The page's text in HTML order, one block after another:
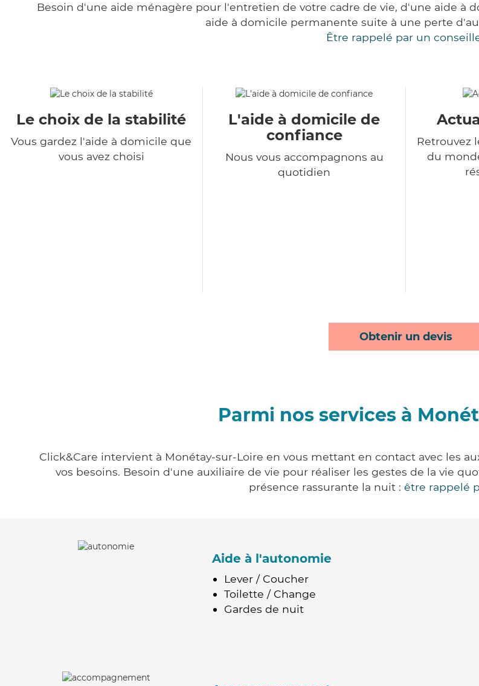
Besoin d'une aide ménagère pour l'entretien de votre cadre de vie, d'une aide à
aide à domicile permanente suite à une perte
Être rappelé par un
Le choix de la stabilité
Vous gardez l'aide à domicile que
vous avez choisi
L'aide à domicile de
confiance
Nous vous accompagnons au
quotidien
Retrouvez
du
Obtenir un devis
Parmi nos services à
Click&Care intervient à Monétay-sur-Loire en vous mettant en contact avec les
vos besoins. Besoin d'une auxiliaire de vie pour réaliser les gestes de la vie
présence rassurante la nuit : être rappelé
Aide à l'autonomie
Lever / Coucher
Toilette / Change
Gardes de nuit